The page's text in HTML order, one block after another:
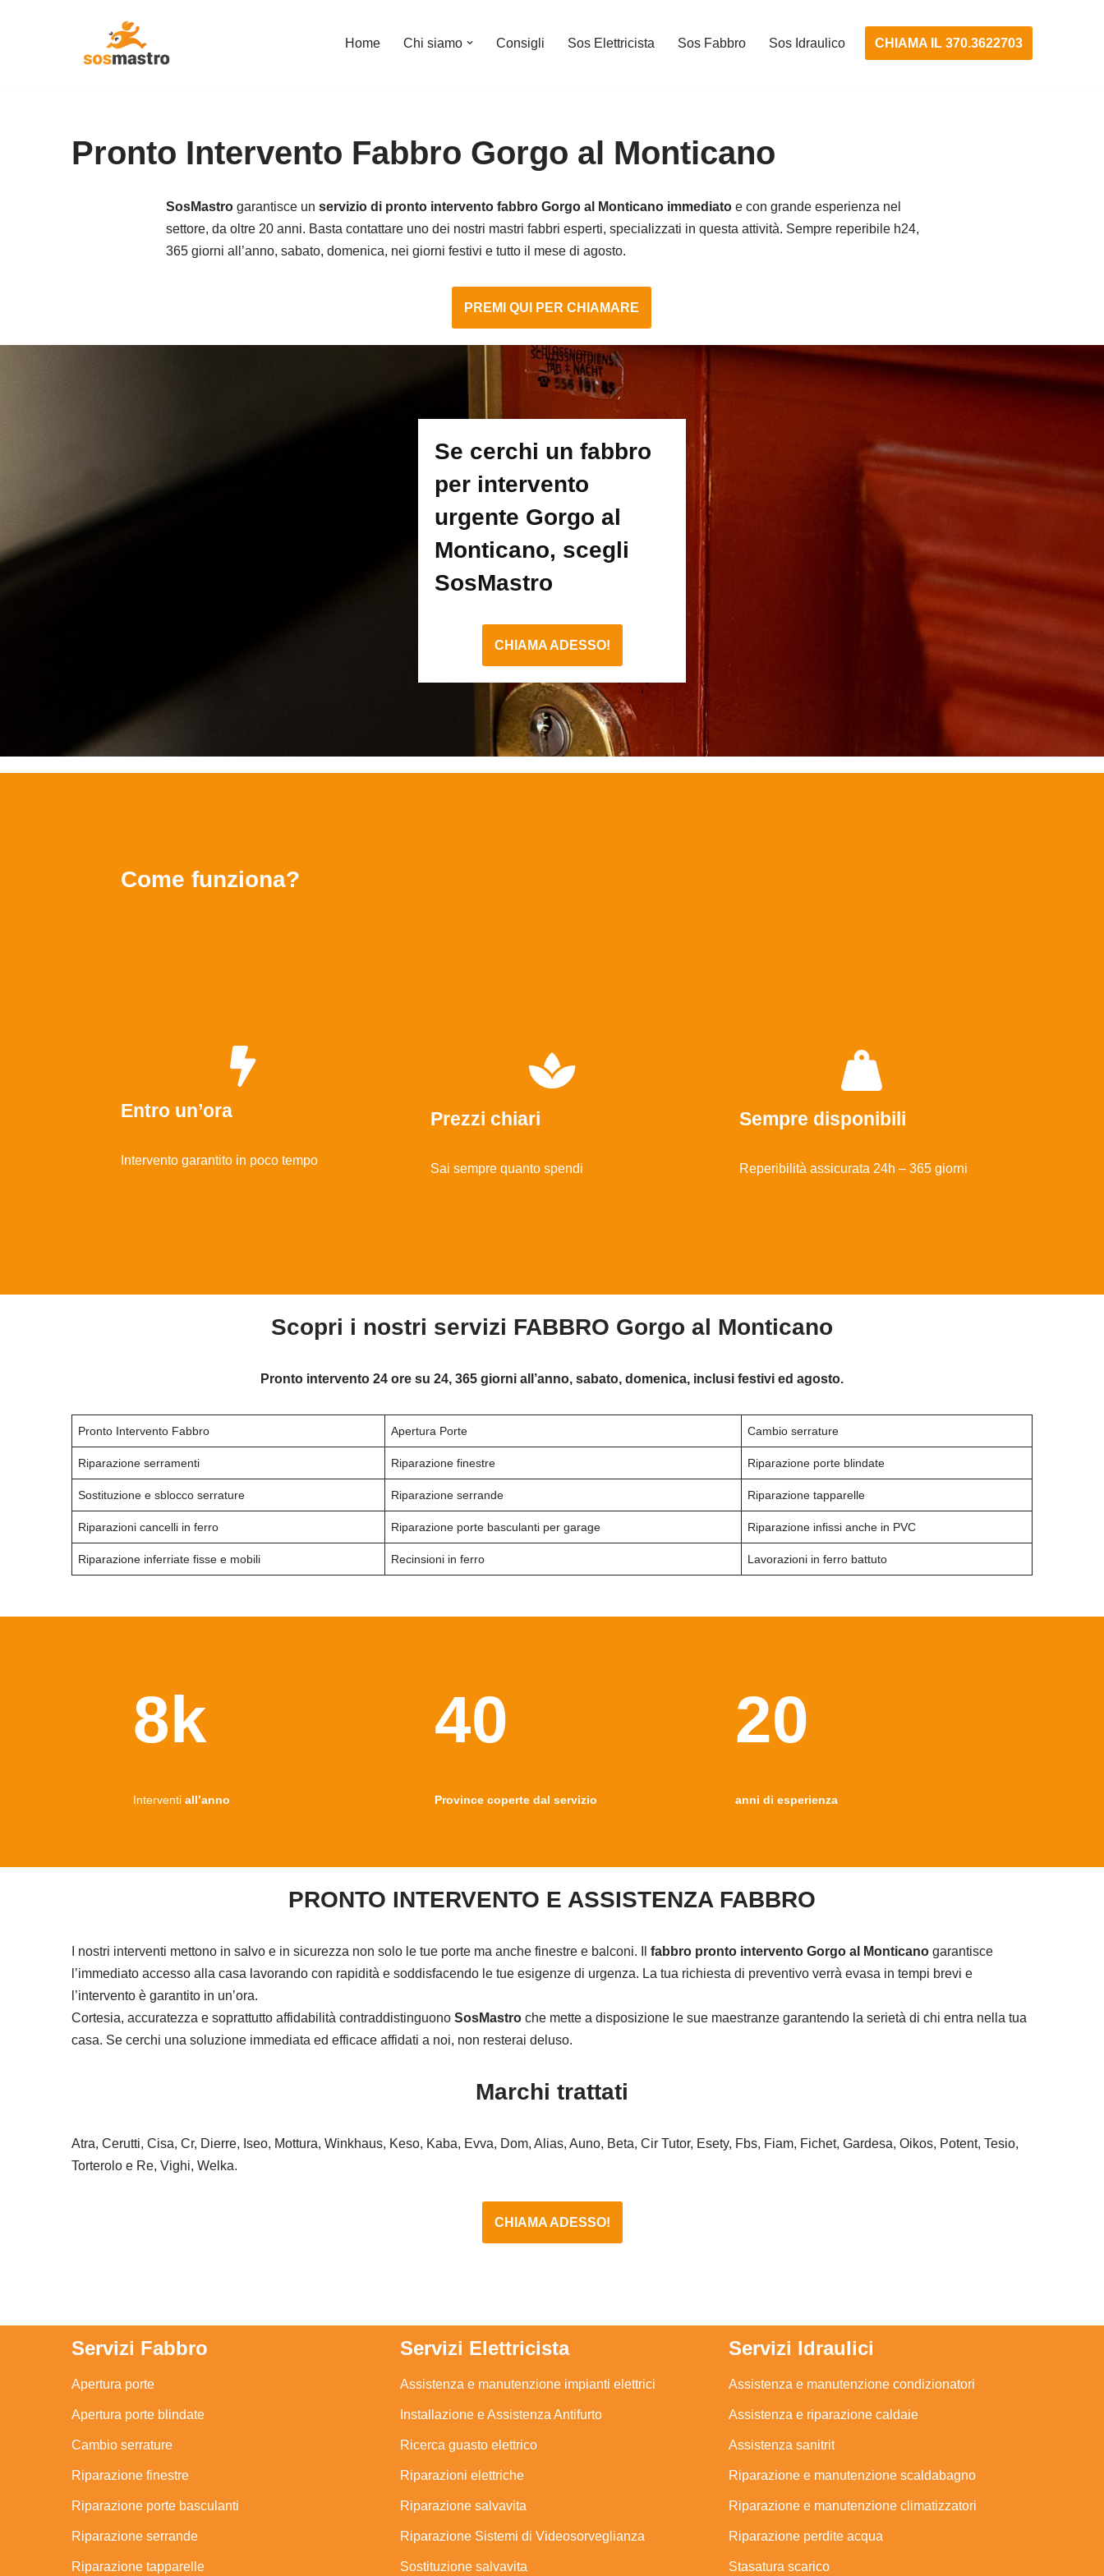
Home Chi siamo Consigli Sos Elettricista Sos Fabbro Sos Idraulico CHIAMA IL 370.3622703
Pronto Intervento Fabbro Gorgo al Monticano
SosMastrogarantisce un servizio di pronto intervento fabbro Gorgo al Monticano immediatoe con grande esperienza nel
settore, da oltre 20 anni. Basta contattare uno dei nostri mastri fabbri esperti, specializzati in questa attività. Sempre reperibile h24,
365 giorni all’anno, sabato, domenica, nei giorni festivi e tutto il mese di agosto.
PREMI QUI PER CHIAMARE
Se cerchi un fabbro
per intervento
urgente Gorgo al
Monticano, scegli
SosMastro
CHIAMA ADESSO!
Come funziona?
Entro un’ora
Intervento garantito in poco tempo
Prezzi chiari
Sai sempre quanto spendi
Sempre disponibili
Reperibilità assicurata 24h – 365 giorni
Scopri i nostri servizi FABBRO Gorgo al Monticano
Pronto intervento 24 ore su 24, 365 giorni all’anno, sabato, domenica, inclusi festivi ed agosto.
Pronto Intervento Fabbro Apertura Porte Cambio serrature
Riparazione serramenti Riparazione finestre Riparazione porte blindate
Sostituzione e sblocco serrature Riparazione serrande Riparazione tapparelle
Riparazioni cancelli in ferro Riparazione porte basculanti per garage Riparazione infissi anche in PVC
Riparazione inferriate fisse e mobili Recinsioni in ferro Lavorazioni in ferro battuto
8k
Interventi all’anno
40
Province coperte dal servizio
20
anni di esperienza
PRONTO INTERVENTO E ASSISTENZA FABBRO
I nostri interventi mettono in salvo e in sicurezza non solo le tue porte ma anche finestre e balconi. Il fabbro pronto intervento Gorgo al Monticano garantisce
l’immediato accesso alla casa lavorando con rapidità e soddisfacendo le tue esigenze di urgenza. La tua richiesta di preventivo verrà evasa in tempi brevi e
l’intervento è garantito in un’ora.
Cortesia, accuratezza e soprattutto affidabilità contraddistinguono SosMastro che mette a disposizione le sue maestranze garantendo la serietà di chi entra nella tua
casa. Se cerchi una soluzione immediata ed efficace affidati a noi, non resterai deluso.
Marchi trattati
Atra, Cerutti, Cisa, Cr, Dierre, Iseo, Mottura, Winkhaus, Keso, Kaba, Evva, Dom, Alias, Auno, Beta, Cir Tutor, Esety, Fbs, Fiam, Fichet, Gardesa, Oikos, Potent, Tesio,
Torterolo e Re, Vighi, Welka.
CHIAMA ADESSO!
Servizi Fabbro
Apertura porte
Apertura porte blindate
Cambio serrature
Riparazione finestre
Riparazione porte basculanti
Riparazione serrande
Riparazione tapparelle
Servizi Elettricista
Assistenza e manutenzione impianti elettrici
Installazione e Assistenza Antifurto
Ricerca guasto elettrico
Riparazioni elettriche
Riparazione salvavita
Riparazione Sistemi di Videosorveglianza
Sostituzione salvavita
Servizi Idraulici
Assistenza e manutenzione condizionatori
Assistenza e riparazione caldaie
Assistenza sanitrit
Riparazione e manutenzione scaldabagno
Riparazione e manutenzione climatizzatori
Riparazione perdite acqua
Stasatura scarico